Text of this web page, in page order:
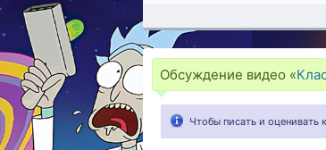
Обсуждение видео «
Чтобы писать и оценивать